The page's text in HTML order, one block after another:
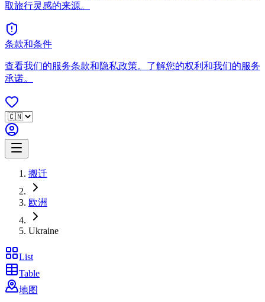
取旅行灵感的来源。
条款和条件
查看我们的服务条款和隐私政策。了解您的权利和我们的服务
承诺。
搬迁
欧洲
Ukraine
List
Table
地图